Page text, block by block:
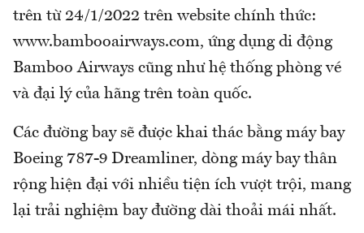
trên từ 24/1/2022 trên website chính thức:
www.bambooairways.com, ứng dụng di động
Bamboo Airways cũng như hệ thống phòng vé
và đại lý của hãng trên toàn quốc.
Các đường bay sẽ được khai thác bằng máy bay
Boeing 787-9 Dreamliner, dòng máy bay thân
rộng hiện đại với nhiều tiện ích vượt trội, mang
lại trải nghiệm bay đường dài thoải mái nhất.